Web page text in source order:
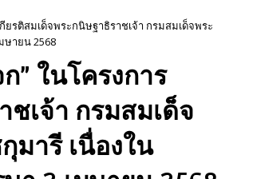
ยรติสมเด็จพระกนิษฐาธิราชเจ้า กรมสมเด็จพระ
ษายน 2568
” ในโครงการ
ชเจ้า กรมสมเด็จ
มารี เนื่องใน